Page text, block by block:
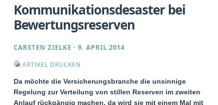
Kommunikationsdesaster bei
Bewertungsreserven
CARSTEN ZIELKE ·9. APRIL 2014
ARTIKEL DRUCKEN
Da möchte die Versicherungsbranche die unsinnige
Regelung zur Verteilung von stillen Reserven im zweiten
Anlauf rückgängig machen, da wird sie mit einem Mal mit